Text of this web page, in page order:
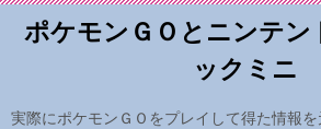
ポケモンＧＯとニンテン
ックミニ
実際にポケモンＧＯをプレイして得た情報